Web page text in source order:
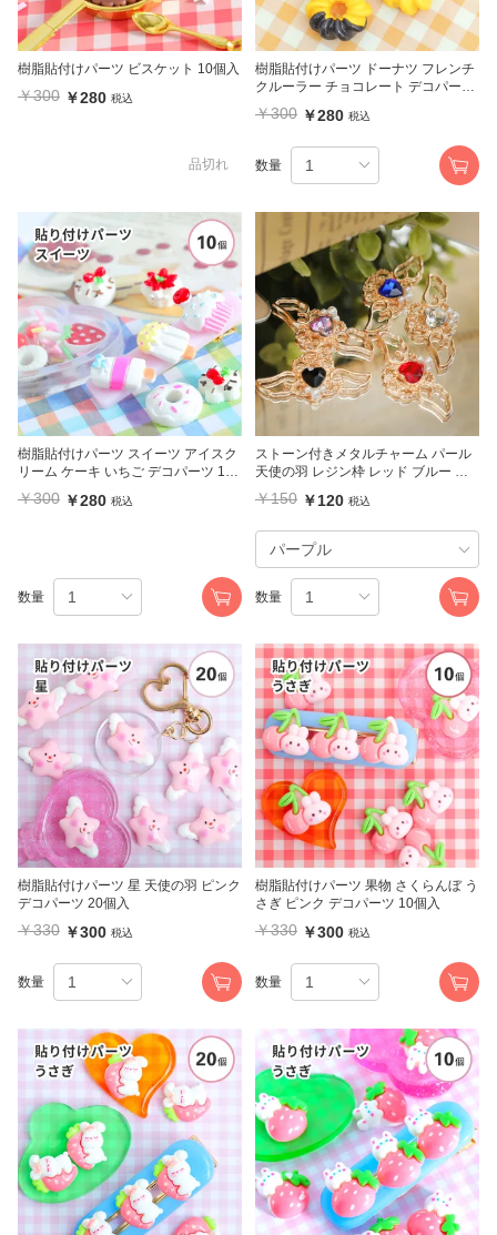
樹脂貼付けパーツ ビスケット 10個入
￥300 ￥280 税込
品切れ
樹脂貼付けパーツ ドーナツ フレンチ
クルーラー チョコレート デコパーツ
4個入
￥300 ￥280 税込
数量
樹脂貼付けパーツ スイーツ アイスク
リーム ケーキ いちご デコパーツ 10
個入
￥300 ￥280 税込
数量
ストーン付きメタルチャーム パール
天使の羽 レジン枠 レッド ブルー パ
ープル ホワイト ブラック
￥150 ￥120 税込
数量
樹脂貼付けパーツ 星 天使の羽 ピンク
デコパーツ 20個入
￥330 ￥300 税込
数量
樹脂貼付けパーツ 果物 さくらんぼ う
さぎ ピンク デコパーツ 10個入
￥330 ￥300 税込
数量